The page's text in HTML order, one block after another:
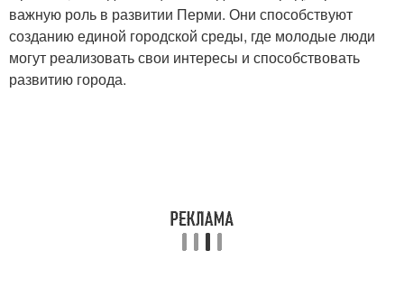
важную роль в развитии Перми. Они способствуют
созданию единой городской среды, где молодые люди
могут реализовать свои интересы и способствовать
развитию города.